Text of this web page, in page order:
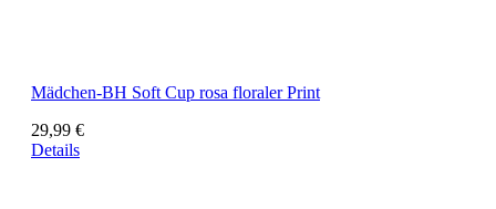
Mädchen-BH Soft Cup rosa floraler Print
29,99 €
Details